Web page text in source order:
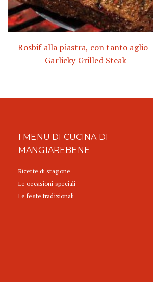
Rosbif alla piastra, con tanto aglio -
Garlicky Grilled Steak
I MENU DI CUCINA DI
MANGIAREBENE
Ricette di stagione
Le occasioni speciali
Le feste tradizionali